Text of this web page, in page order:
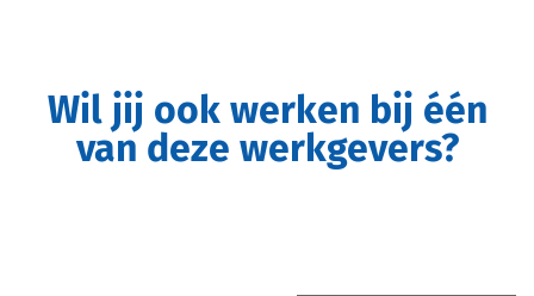
Wil jij ook werken bij één
van deze werkgevers?